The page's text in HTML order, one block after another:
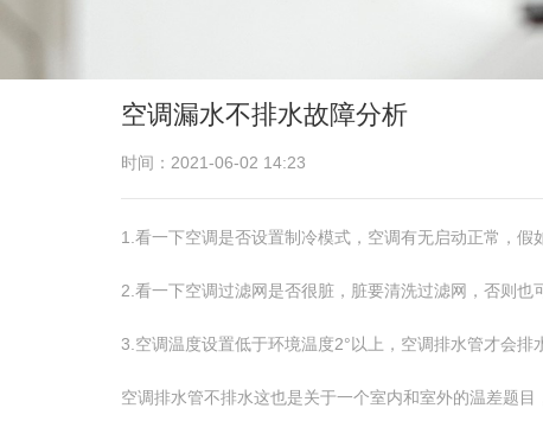
空调漏水不排水故障分析
时间：2021-06-02 14:23
1.看一下空调是否设置制冷模式，空调有无启动正常，假
2.看一下空调过滤网是否很脏，脏要清洗过滤网，否则也
3.空调温度设置低于环境温度2°以上，空调排水管才会排
空调排水管不排水这也是关于一个室内和室外的温差题目